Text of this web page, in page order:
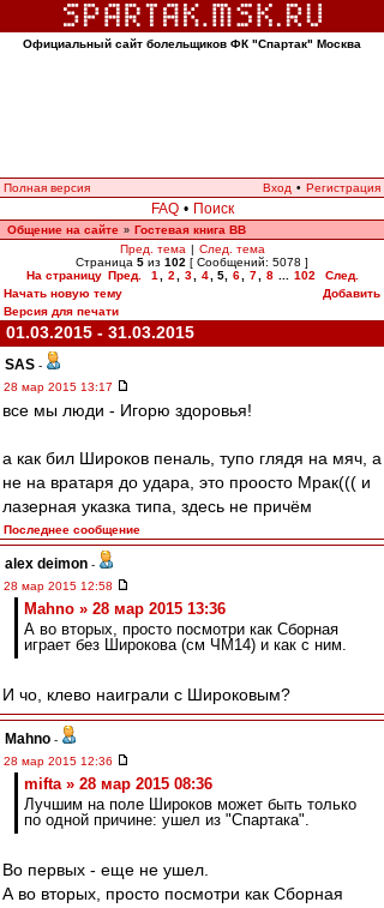
Официальный сайт болельщиков ФК "Спартак" Москва
Полная версия Вход • Регистрация
FAQ • Поиск
Общение на сайте » Гостевая книга ВВ
Пред. тема | След. тема
Страница 5 из 102 [ Сообщений: 5078 ]
На страницу Пред. 1 2 3 4 5, 6 7 8 102
След.
Начать новую тему
Добавить
Версия для печати
01.03.2015 - 31.03.2015
SAS -
28 мар 2015 13:17
все мы люди - Игорю здоровья!
а как бил Широков пеналь, тупо глядя на мяч, а
не на вратаря до удара, это проосто Мрак((( и
лазерная указка типа, здесь не причём
Последнее сообщение
alex deimon -
28 мар 2015 12:58
Mahno » 28 мар 2015 13:36
А во вторых, просто посмотри как Сборная
играет без Широкова (см ЧМ14) и как с ним.
И чо, клево наиграли с Широковым?
Mahno -
28 мар 2015 12:36
mifta » 28 мар 2015 08:36
Лучшим на поле Широков может быть только
по одной причине: ушел из "Спартака".
Во первых - еще не ушел.
А во вторых, просто посмотри как Сборная